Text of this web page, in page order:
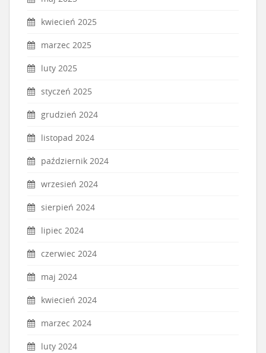
kwiecień 2025
marzec 2025
luty 2025
styczeń 2025
grudzień 2024
listopad 2024
październik 2024
wrzesień 2024
sierpień 2024
lipiec 2024
czerwiec 2024
maj 2024
kwiecień 2024
marzec 2024
luty 2024